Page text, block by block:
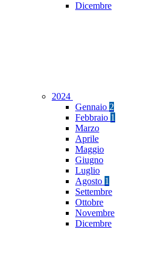
Dicembre
2024
Gennaio 2
Febbraio 1
Marzo
Aprile
Maggio
Giugno
Luglio
Agosto 1
Settembre
Ottobre
Novembre
Dicembre